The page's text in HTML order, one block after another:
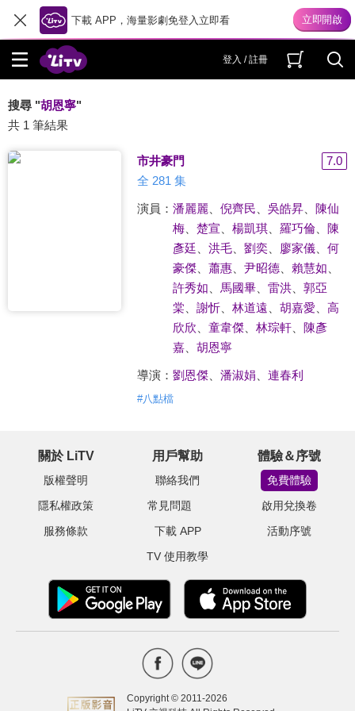
下載 APP，海量影劇免登入立即看
登入 / 註冊
搜尋 "胡恩寧"
共 1 筆結果
市井豪門
7.0
全 281 集
演員： 潘麗麗 倪齊民 吳皓昇、 陳仙
梅、 楚宣 楊凱琪、 羅巧倫、 陳
彥廷
洪毛、 劉奕、 廖家儀、 何
豪傑、 蕭惠、 尹昭德、 賴慧如
許秀如
馬國畢、 雷洪、 郭亞
棠
謝忻、 林道遠 胡嘉愛
高
欣欣
童韋傑、 林琮軒、 陳彥
嘉、 胡恩寧
導演： 劉恩傑、 潘淑娟 連春利
#八點檔
關於 LiTV
版權聲明
隱私權政策
服務條款
用戶幫助
聯絡我們
常見問題
下載 APP
TV 使用教學
體驗＆序號
免費體驗
啟用兌換卷
活動序號
Copyright © 2011-2026